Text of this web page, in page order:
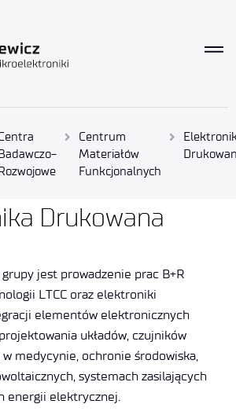
Centrum
Materiałów
Funkcjonalnych
Drukowana
jest prowadzenie prac B+R
LTCC oraz elektroniki
elementów elektronicznych
układów, czujników
w medycynie, ochronie środowiska,
systemach zasilających
energii elektrycznej.